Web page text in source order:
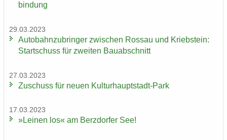
bin­dung
29.03.2023
Au­to­bahn­zu­brin­ger zwi­schen Ros­sau und Krieb­stein:
Start­schuss für zwei­ten Bau­ab­schnitt
27.03.2023
Zu­schuss für neuen Kulturhauptstadt-​Park
17.03.2023
»Lei­nen los« am Berz­dor­fer See!